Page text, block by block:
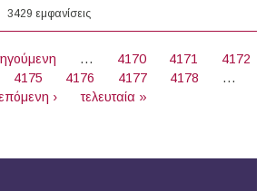
Θέσεις εργασίας στην εταιρεία Fraport Greece
3429 εμφανίσεις
… 4170 4171
4172
4175 4176 4177 4178
…
›
τελευταία »